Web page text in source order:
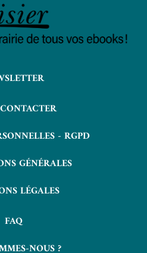
- RGPD
GÉNÉRALES
LÉGALES
FAQ
NOUS ?